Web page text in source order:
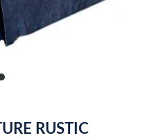
item
RUSTIC